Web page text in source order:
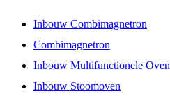
Inbouw Combimagnetron
Combimagnetron
Inbouw Multifunctionele Oven
Inbouw Stoomoven